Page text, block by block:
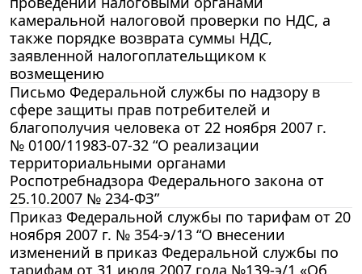
камеральной налоговой проверки по НДС, а
также порядке возврата суммы НДС,
заявленной налогоплательщиком к
возмещению
Письмо Федеральной службы по надзору в
сфере защиты прав потребителей и
благополучия человека от 22 ноября 2007 г.
№ 0100/11983-07-32 “О реализации
территориальными органами
Роспотребнадзора Федерального закона от
25.10.2007 № 234-ФЗ”
Приказ Федеральной службы по тарифам от 20
ноября 2007 г. № 354-э/13 “О внесении
изменений в приказ Федеральной службы по
тарифам от 31 июля 2007 года №139-э/1 «Об